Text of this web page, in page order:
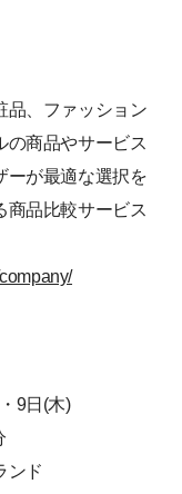
、ファッション
の商品やサービス
ーが最適な選択を
商品比較サービス
9日(木)
ンド